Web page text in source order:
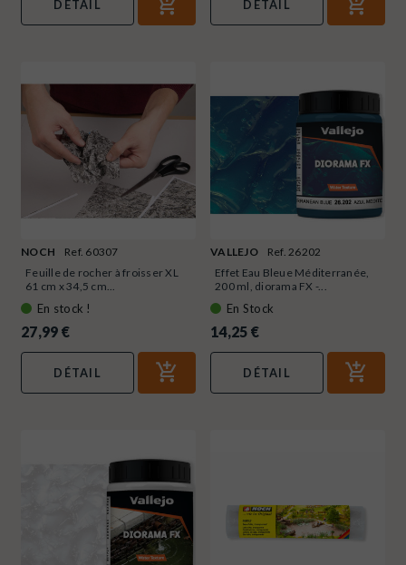
DÉTAIL DÉTAIL
NOCH
Ref. 60307
Feuille de rocher à froisser XL
61 cm x 34,5 cm...
En stock !
27,99 €
DÉTAIL
VALLEJO
Ref. 26202
Effet Eau Bleue Méditerranée,
200 ml, diorama FX -...
En Stock
14,25 €
DÉTAIL